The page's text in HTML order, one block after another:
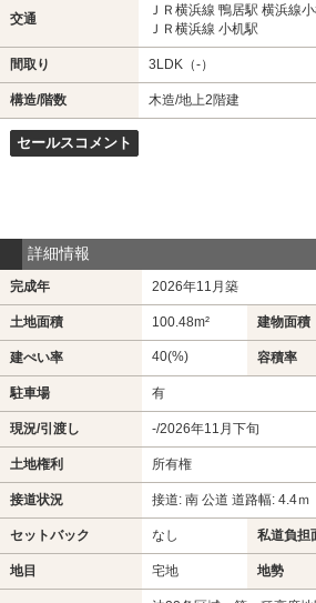
交通
ＪＲ横浜線 鴨居駅 横浜線
ＪＲ横浜線 小机駅
間取り 3LDK（-）
構造/階数 木造/地上2階建
セールスコメント
詳細情報
完成年 2026年11月築
土地面積 100.48m² 建物面積
建ぺい率 40(%) 容積率
駐車場 有
現況/引渡し -/2026年11月下旬
土地権利 所有権
接道状況 接道: 南 公道 道路幅: 4.4ｍ
セットバック なし 私道負担
地目 宅地 地勢